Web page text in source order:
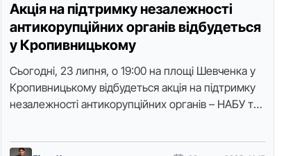
Акція на підтримку незалежності
антикорупційних органів відбудеться
у Кропивницькому
Сьогодні, 23 липня, о 19:00 на площі Шевченка у
Кропивницькому відбудеться акція на підтримку
незалежності антикорупційних органів – НАБУ та